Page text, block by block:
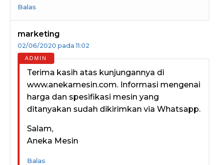
Balas
marketing
02/06/2020 pada 11:02
Terima kasih atas kunjungannya di
www.anekamesin.com. Informasi mengenai
harga dan spesifikasi mesin yang
ditanyakan sudah dikirimkan via Whatsapp.
Salam,
Aneka Mesin
Balas